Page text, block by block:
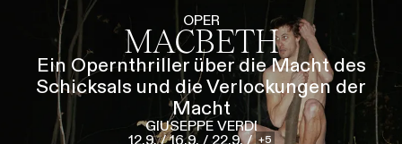
Führungen Jobs Kontakt
OPER
MACBETH
Ein Opernthriller über die Macht des
Schicksals und die Verlockungen der
Macht
GIUSEPPE VERDI
12.9. / 16.9. / 22.9. / 5